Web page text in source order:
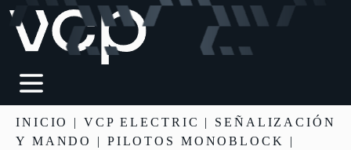
INICIO | VCP ELECTRIC | SEÑALIZACIÓN
Y MANDO
| PILOTOS MONOBLOCK |